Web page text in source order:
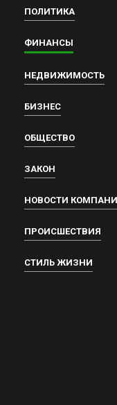
ПОЛИТИКА
ФИНАНСЫ
НЕДВИЖИМОСТЬ
БИЗНЕС
ОБЩЕСТВО
ЗАКОН
НОВОСТИ
ПРОИСШЕСТВИЯ
СТИЛЬ ЖИЗНИ